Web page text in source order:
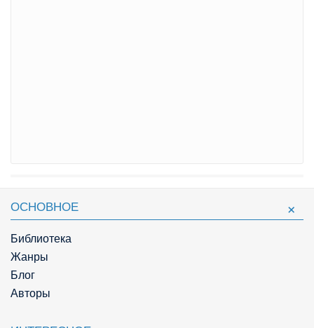
ОСНОВНОЕ
Библиотека
Жанры
Блог
Авторы